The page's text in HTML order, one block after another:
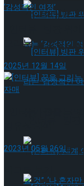
[인터뷰] 빙판
가 그려내는
유가 그리는 ‘
그리는 ‘감성적인 여
2025년 12월 14일
2023년 05월 26일
태그로 보기